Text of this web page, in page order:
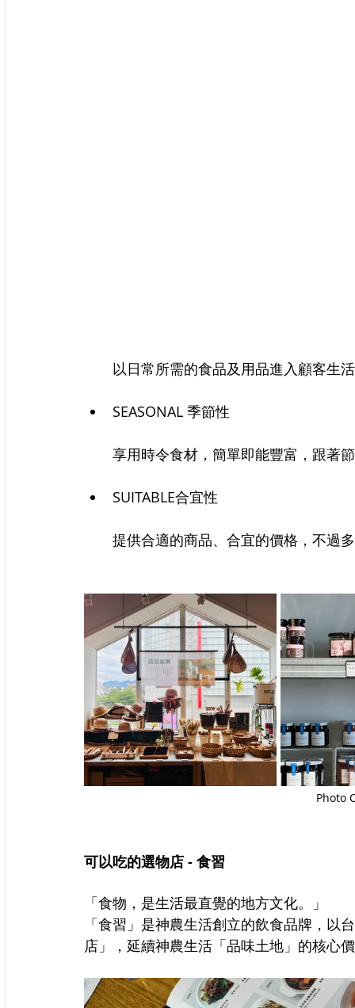
以日常所需的食品及用品進入顧客生
SEASONAL 季節性
享用時令食材，簡單即能豐富，跟著
SUITABLE合宜性
提供合適的商品、合宜的價格，不過
Photo
可以吃的選物店 - 食習
「食物，是生活最直覺的地方文化。」
「食習」是神農生活創立的飲食品牌，以
店」，延續神農生活「品味土地」的核心